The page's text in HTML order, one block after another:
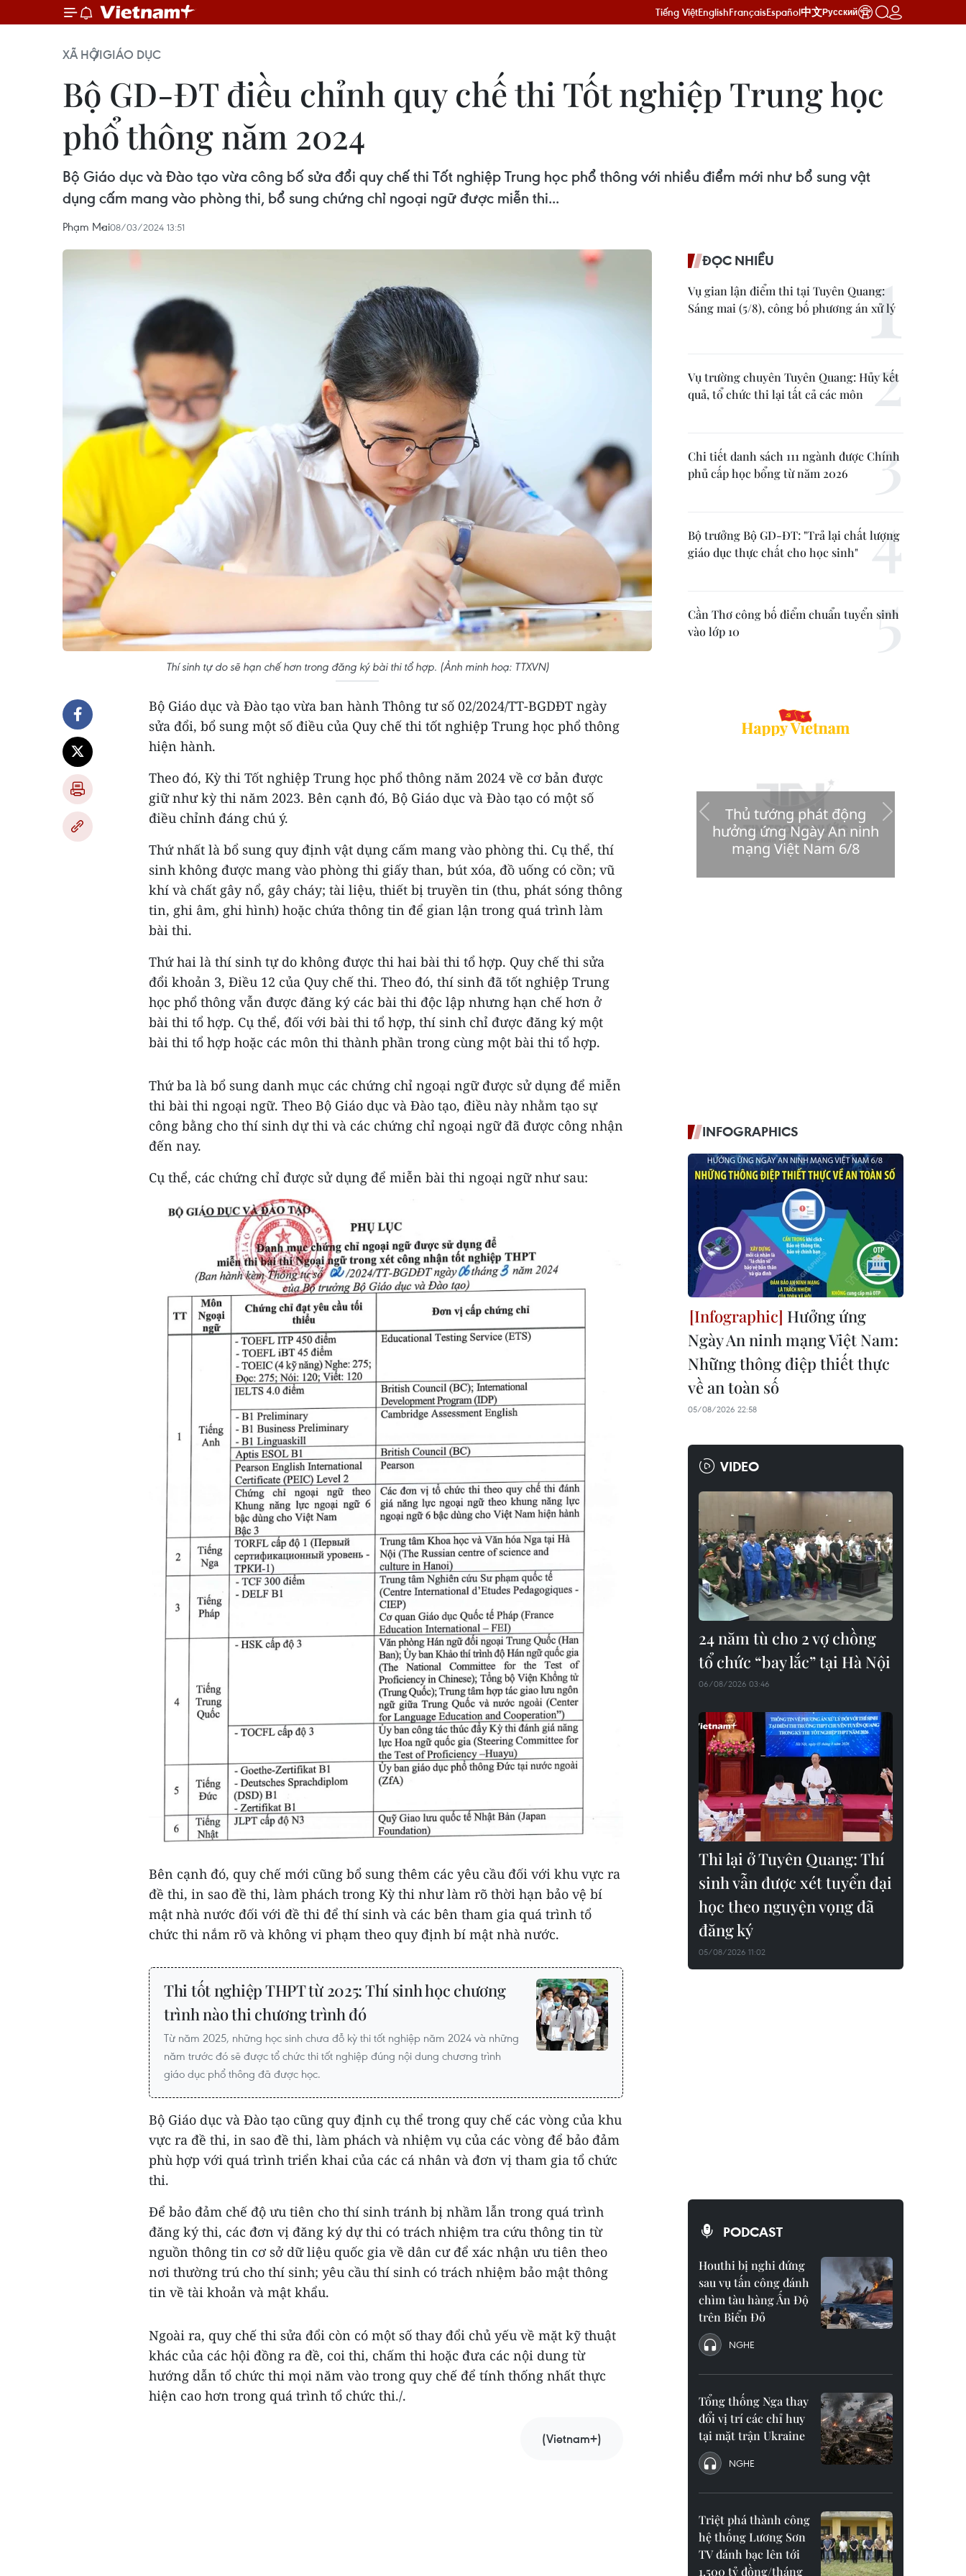
Tiếng ViệtEnglishFrançaisEspañol中文Русский
XÃ HỘIGIÁO DỤC
Bộ GD-ĐT điều chỉnh quy chế thi Tốt nghiệp Trung học
phổ thông năm 2024
Bộ Giáo dục và Đào tạo vừa công bố sửa đổi quy chế thi Tốt nghiệp Trung học phổ thông với nhiều điểm mới như bổ sung vật
dụng cấm mang vào phòng thi, bổ sung chứng chỉ ngoại ngữ được miễn thi...
Phạm Mai08/03/2024 13:51
Thí sinh tự do sẽ hạn chế hơn trong đăng ký bài thi tổ hợp. (Ảnh minh hoạ: TTXVN)
Bộ Giáo dục và Đào tạo vừa ban hành Thông tư số 02/2024/TT-BGDĐT ngày
sửa đổi, bổ sung một số điều của Quy chế thi tốt nghiệp Trung học phổ thông
hiện hành.
Theo đó, Kỳ thi Tốt nghiệp Trung học phổ thông năm 2024 về cơ bản được
giữ như kỳ thi năm 2023. Bên cạnh đó, Bộ Giáo dục và Đào tạo có một số
điều chỉnh đáng chú ý.
Thứ nhất là bổ sung quy định vật dụng cấm mang vào phòng thi. Cụ thể, thí
sinh không được mang vào phòng thi giấy than, bút xóa, đồ uống có cồn; vũ
khí và chất gây nổ, gây cháy; tài liệu, thiết bị truyền tin (thu, phát sóng thông
tin, ghi âm, ghi hình) hoặc chứa thông tin để gian lận trong quá trình làm
bài thi.
Thứ hai là thí sinh tự do không được thi hai bài thi tổ hợp. Quy chế thi sửa
đổi khoản 3, Điều 12 của Quy chế thi. Theo đó, thí sinh đã tốt nghiệp Trung
học phổ thông vẫn được đăng ký các bài thi độc lập nhưng hạn chế hơn ở
bài thi tổ hợp. Cụ thể, đối với bài thi tổ hợp, thí sinh chỉ được đăng ký một
bài thi tổ hợp hoặc các môn thi thành phần trong cùng một bài thi tổ hợp.
Thứ ba là bổ sung danh mục các chứng chỉ ngoại ngữ được sử dụng để miễn
thi bài thi ngoại ngữ. Theo Bộ Giáo dục và Đào tạo, điều này nhằm tạo sự
công bằng cho thí sinh dự thi và các chứng chỉ ngoại ngữ đã được công nhận
đến nay.
Cụ thể, các chứng chỉ được sử dụng để miễn bài thi ngoại ngữ như sau:
Bên cạnh đó, quy chế mới cũng bổ sung thêm các yêu cầu đối với khu vực ra
đề thi, in sao đề thi, làm phách trong Kỳ thi như làm rõ thời hạn bảo vệ bí
mật nhà nước đối với đề thi để thí sinh và các bên tham gia quá trình tổ
chức thi nắm rõ và không vi phạm theo quy định bí mật nhà nước.
Thi tốt nghiệp THPT từ 2025: Thí sinh học chương
trình nào thi chương trình đó
Từ năm 2025, những học sinh chưa đỗ kỳ thi tốt nghiệp năm 2024 và những
năm trước đó sẽ được tổ chức thi tốt nghiệp đúng nội dung chương trình
giáo dục phổ thông đã được học.
Bộ Giáo dục và Đào tạo cũng quy định cụ thể trong quy chế các vòng của khu
vực ra đề thi, in sao đề thi, làm phách và nhiệm vụ của các vòng để bảo đảm
phù hợp với quá trình triển khai của các cá nhân và đơn vị tham gia tổ chức
thi.
Để bảo đảm chế độ ưu tiên cho thí sinh tránh bị nhầm lẫn trong quá trình
đăng ký thi, các đơn vị đăng ký dự thi có trách nhiệm tra cứu thông tin từ
nguồn thông tin cơ sở dữ liệu quốc gia về dân cư để xác nhận ưu tiên theo
nơi thường trú cho thí sinh; yêu cầu thí sinh có trách nhiệm bảo mật thông
tin về tài khoản và mật khẩu.
Ngoài ra, quy chế thi sửa đổi còn có một số thay đổi chủ yếu về mặt kỹ thuật
khác của các hội đồng ra đề, coi thi, chấm thi hoặc đưa các nội dung từ
hướng dẫn tổ chức thi mọi năm vào trong quy chế để tính thống nhất thực
hiện cao hơn trong quá trình tổ chức thi./.
(Vietnam+)
ĐỌC NHIỀU
Vụ gian lận điểm thi tại Tuyên Quang:
Sáng mai (5/8), công bố phương án xử lý
Vụ trường chuyên Tuyên Quang: Hủy kết
quả, tổ chức thi lại tất cả các môn
Chi tiết danh sách 111 ngành được Chính
phủ cấp học bổng từ năm 2026
Bộ trưởng Bộ GD-ĐT: "Trả lại chất lượng
giáo dục thực chất cho học sinh"
Cần Thơ công bố điểm chuẩn tuyển sinh
vào lớp 10
INFOGRAPHICS
Hưởng ứng
Ngày An ninh mạng Việt Nam:
Những thông điệp thiết thực
về an toàn số
05/08/2026 22:58
VIDEO
24 năm tù cho 2 vợ chồng
tổ chức “bay lắc” tại Hà Nội
06/08/2026 03:46
Thi lại ở Tuyên Quang: Thí
sinh vẫn được xét tuyển đại
học theo nguyện vọng đã
đăng ký
05/08/2026 11:02
PODCAST
Houthi bị nghi đứng
sau vụ tấn công đánh
chìm tàu hàng Ấn Độ
trên Biển Đỏ
NGHE
Tổng thống Nga thay
đổi vị trí các chỉ huy
tại mặt trận Ukraine
NGHE
Triệt phá thành công
hệ thống Lương Sơn
TV đánh bạc lên tới
1.500 tỷ đồng/tháng